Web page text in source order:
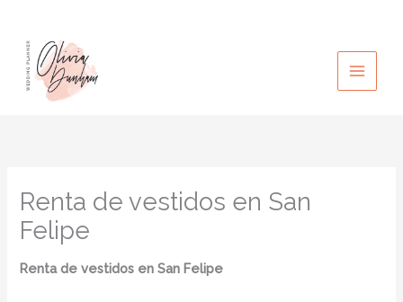
contenido
Renta de vestidos en San
Felipe
Renta de vestidos en San Felipe